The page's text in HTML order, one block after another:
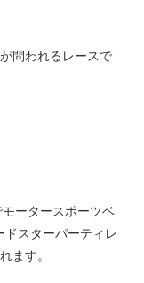
問われるレースで
ータースポーツベ
ドスターパーティレ
ます。